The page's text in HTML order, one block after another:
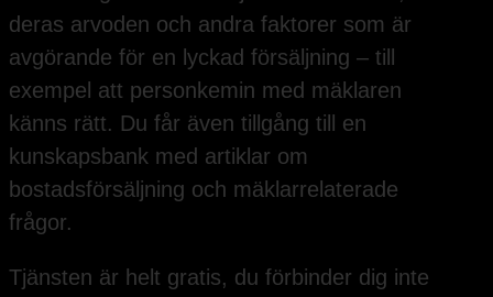
deras arvoden och andra faktorer som är
avgörande för en lyckad försäljning – till
exempel att personkemin med mäklaren
känns rätt. Du får även tillgång till en
kunskapsbank med artiklar om
bostadsförsäljning och mäklarrelaterade
frågor.
Tjänsten är helt gratis, du förbinder dig inte